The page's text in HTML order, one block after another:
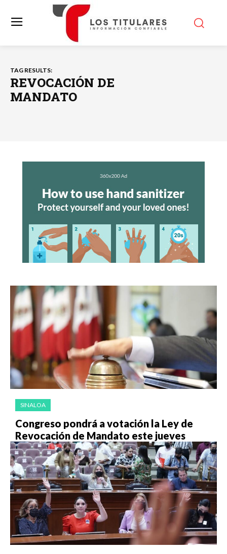
TAG RESULTS:
REVOCACIÓN DE
MANDATO
SINALOA
Congreso pondrá a votación la Ley de
Revocación de Mandato este jueves